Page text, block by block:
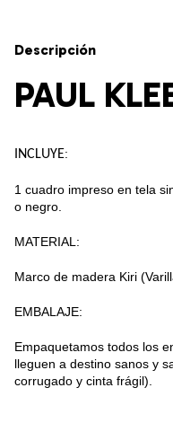
Descripción
PAUL
INCLUYE:
1 cuadro impreso en tela
o negro.
MATERIAL:
Marco de madera Kiri
EMBALAJE:
Empaquetamos todos los
lleguen a destino sanos y
corrugado y cinta frágil).